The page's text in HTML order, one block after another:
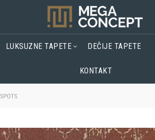
LUKSUZNE TAPETE DEČIJE TAPETE
KONTAKT